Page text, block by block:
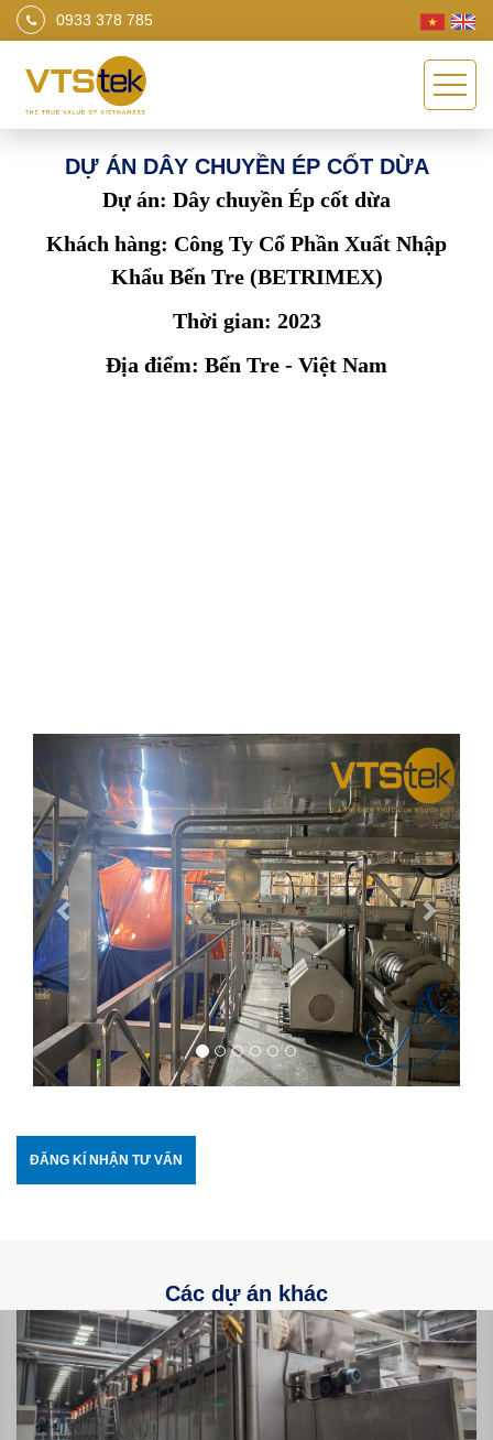
0933 378 785
DỰ ÁN DÂY CHUYỀN ÉP CỐT DỪA
Dự án: Dây chuyền Ép cốt dừa
Khách hàng: Công Ty Cổ Phần Xuất Nhập
Khẩu Bến Tre (BETRIMEX)
Thời gian: 2023
Địa điểm: Bến Tre - Việt Nam
Previous Next
ĐĂNG KÍ NHẬN TƯ VẤN
Các dự án khác